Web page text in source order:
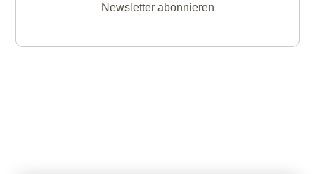
Newsletter abonnieren